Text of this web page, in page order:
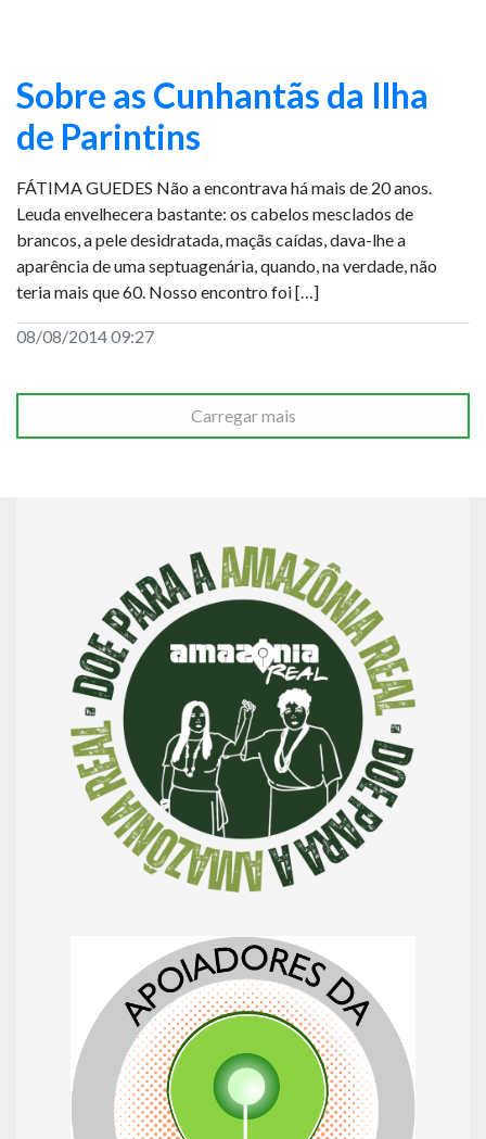
Sobre as Cunhantãs da Ilha
de Parintins
FÁTIMA GUEDES Não a encontrava há mais de 20 anos.
Leuda envelhecera bastante: os cabelos mesclados de
brancos, a pele desidratada, maçãs caídas, dava-lhe a
aparência de uma septuagenária, quando, na verdade, não
teria mais que 60. Nosso encontro foi […]
08/08/2014 09:27
Carregar mais